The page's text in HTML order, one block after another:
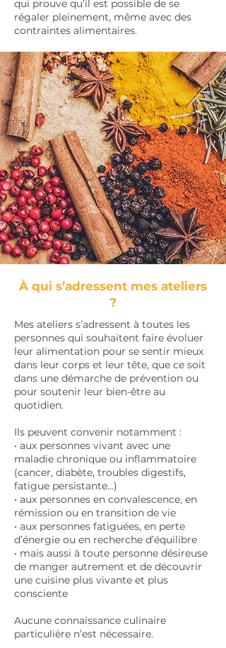
qui prouve qu’il est possible de se
régaler pleinement, même avec des
contraintes alimentaires.
À qui s’adressent mes ateliers
?
Mes ateliers s’adressent à toutes les
personnes qui souhaitent faire évoluer
leur alimentation pour se sentir mieux
dans leur corps et leur tête, que ce soit
dans une démarche de prévention ou
pour soutenir leur bien-être au
quotidien.
Ils peuvent convenir notamment :
• aux personnes vivant avec une
maladie chronique ou inflammatoire
(cancer, diabète, troubles digestifs,
fatigue persistante…)
• aux personnes en convalescence, en
rémission ou en transition de vie
• aux personnes fatiguées, en perte
d’énergie ou en recherche d’équilibre
• mais aussi à toute personne désireuse
de manger autrement et de découvrir
une cuisine plus vivante et plus
consciente
Aucune connaissance culinaire
particulière n’est nécessaire.